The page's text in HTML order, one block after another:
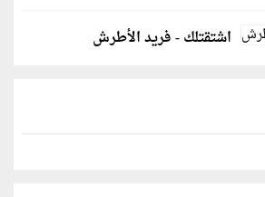
اشتقتلك - فريد الأطرش